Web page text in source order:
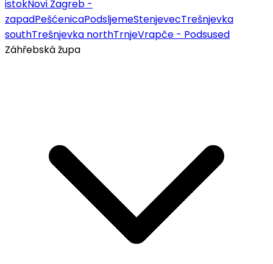
istokNovi Zagreb -
zapadPešćenicaPodsljemeStenjevecTrešnjevka
southTrešnjevka northTrnjeVrapče - Podsused
Záhřebská župa